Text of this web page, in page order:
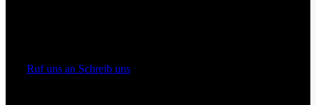
Ruf uns an Schreib uns